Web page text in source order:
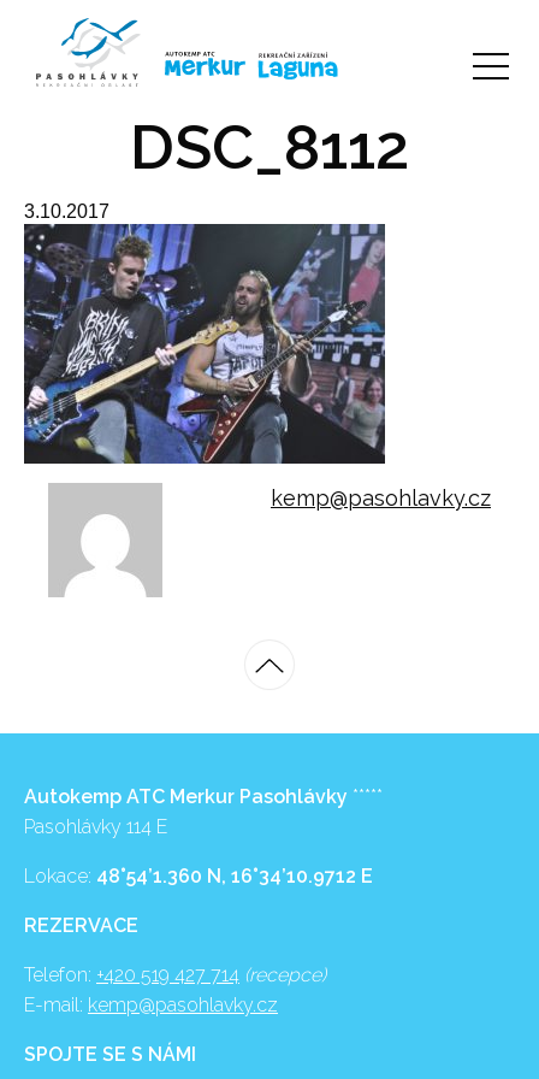
DSC_8112
3.10.2017
kemp@pasohlavky.cz
Autokemp ATC Merkur Pasohlávky *****
Pasohlávky 114 E
Lokace: 48°54’1.360 N, 16°34’10.9712 E
REZERVACE
Telefon: +420 519 427 714 (recepce)
E-mail: kemp@pasohlavky.cz
SPOJTE SE S NÁMI